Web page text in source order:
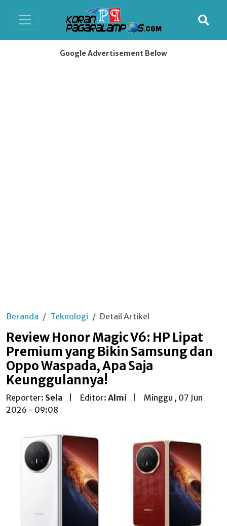
Google Advertisement Below
Beranda Teknologi Detail Artikel
Review Honor Magic V6: HP Lipat
Premium yang Bikin Samsung dan
Oppo Waspada, Apa Saja
Keunggulannya!
Reporter: Sela Editor: Almi
Minggu , 07 Jun
2026 - 09:08